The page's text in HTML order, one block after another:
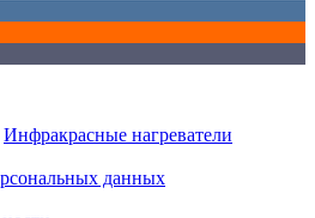
Инфракрасные нагреватели
данных